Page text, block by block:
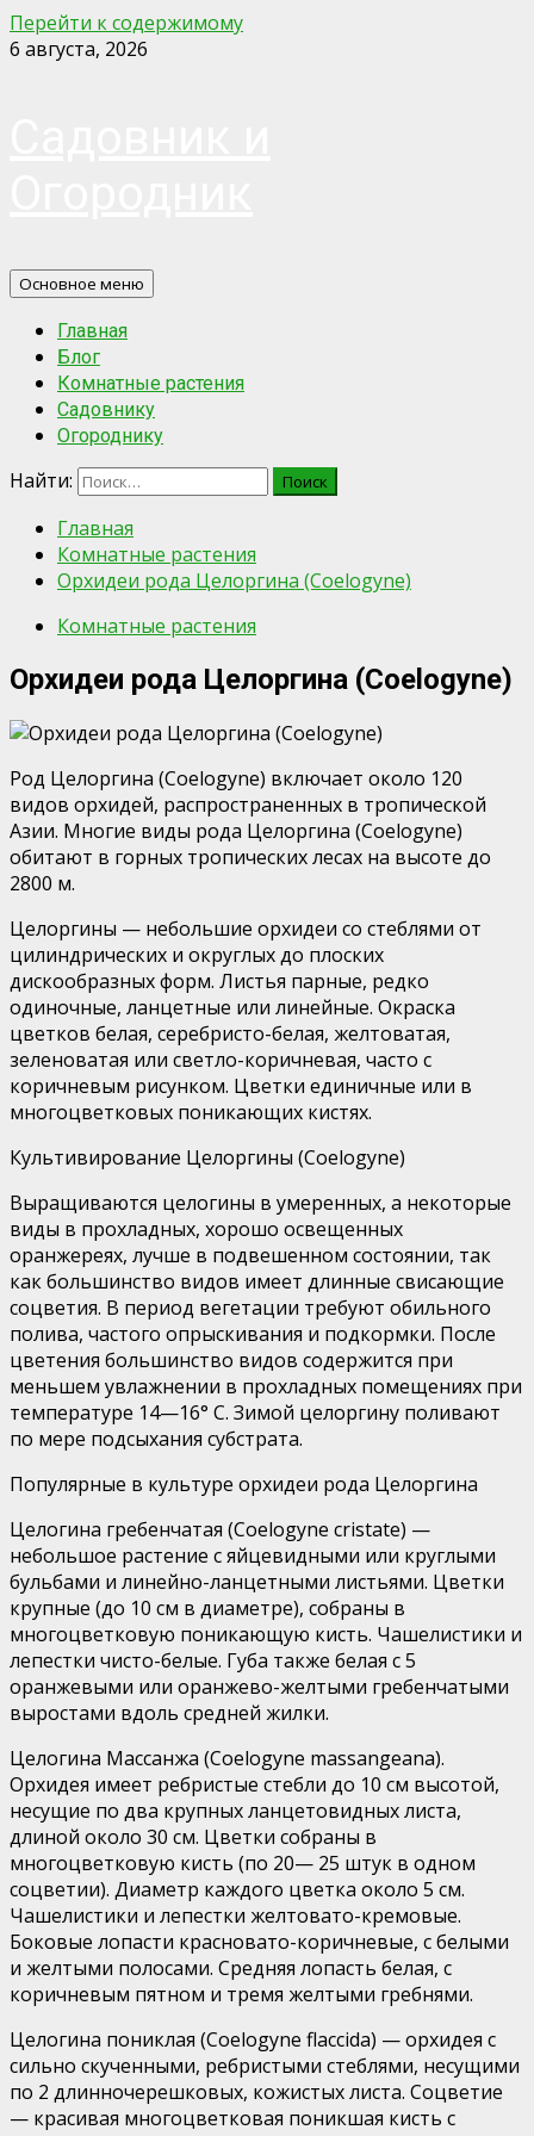
Перейти к содержимому
6 августа, 2026
Основное меню
Главная
Блог
Комнатные растения
Садовнику
Огороднику
Найти:
Главная
Комнатные растения
Орхидеи рода Целоргина (Coelogyne)
Комнатные растения
Орхидеи рода Целоргина (Coelogyne)
Род Целоргина (Coelogyne) включает около 120
видов орхидей, распространенных в тропической
Азии. Многие виды рода Целоргина (Coelogyne)
обитают в горных тропических лесах на высоте до
2800 м.
Целоргины — небольшие орхидеи со стеблями от
цилиндрических и округлых до плоских
дискообразных форм. Листья парные, редко
одиночные, ланцетные или линейные. Окраска
цветков белая, серебристо-белая, желтоватая,
зеленоватая или светло-коричневая, часто с
коричневым рисунком. Цветки единичные или в
многоцветковых поникающих кистях.
Культивирование Целоргины (Coelogyne)
Выращиваются целогины в умеренных, а некоторые
виды в прохладных, хорошо освещенных
оранжереях, лучше в подвешенном состоянии, так
как большинство видов имеет длинные свисающие
соцветия. В период вегетации требуют обильного
полива, частого опрыскивания и подкормки. После
цветения большинство видов содержится при
меньшем увлажнении в прохладных помещениях при
температуре 14—16° С. Зимой целоргину поливают
по мере подсыхания субстрата.
Популярные в культуре орхидеи рода Целоргина
Целогина гребенчатая (Coelogyne cristate) —
небольшое растение с яйцевидными или круглыми
бульбами и линейно-ланцетными листьями. Цветки
крупные (до 10 см в диаметре), собраны в
многоцветковую поникающую кисть. Чашелистики и
лепестки чисто-белые. Губа также белая с 5
оранжевыми или оранжево-желтыми гребенчатыми
выростами вдоль средней жилки.
Целогина Массанжа (Coelogyne massangeana).
Орхидея имеет ребристые стебли до 10 см высотой,
несущие по два крупных ланцетовидных листа,
длиной около 30 см. Цветки собраны в
многоцветковую кисть (по 20— 25 штук в одном
соцветии). Диаметр каждого цветка около 5 см.
Чашелистики и лепестки желтовато-кремовые.
Боковые лопасти красновато-коричневые, с белыми
и желтыми полосами. Средняя лопасть белая, с
коричневым пятном и тремя желтыми гребнями.
Целогина пониклая (Coelogyne flaccida) — орхидея с
сильно скученными, ребристыми стеблями, несущими
по 2 длинночерешковых, кожистых листа. Соцветие
— красивая многоцветковая поникшая кисть с